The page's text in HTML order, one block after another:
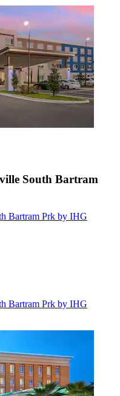
South Bartram
Bartram Prk by IHG
Bartram Prk by IHG